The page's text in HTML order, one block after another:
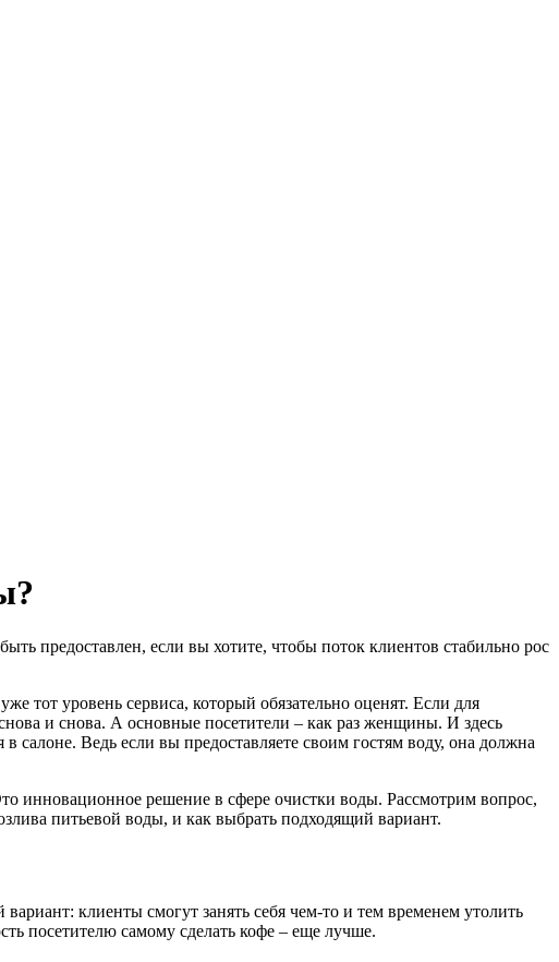
предоставлен, если вы хотите, чтобы поток клиентов стабильно рос
тот уровень сервиса, который обязательно оценят. Если для
и снова. А основные посетители – как раз женщины. И здесь
салоне. Ведь если вы предоставляете своим гостям воду, она должна
инновационное решение в сфере очистки воды. Рассмотрим вопрос,
питьевой воды, и как выбрать подходящий вариант.
клиенты смогут занять себя чем-то и тем временем утолить
посетителю самому сделать кофе – еще лучше.